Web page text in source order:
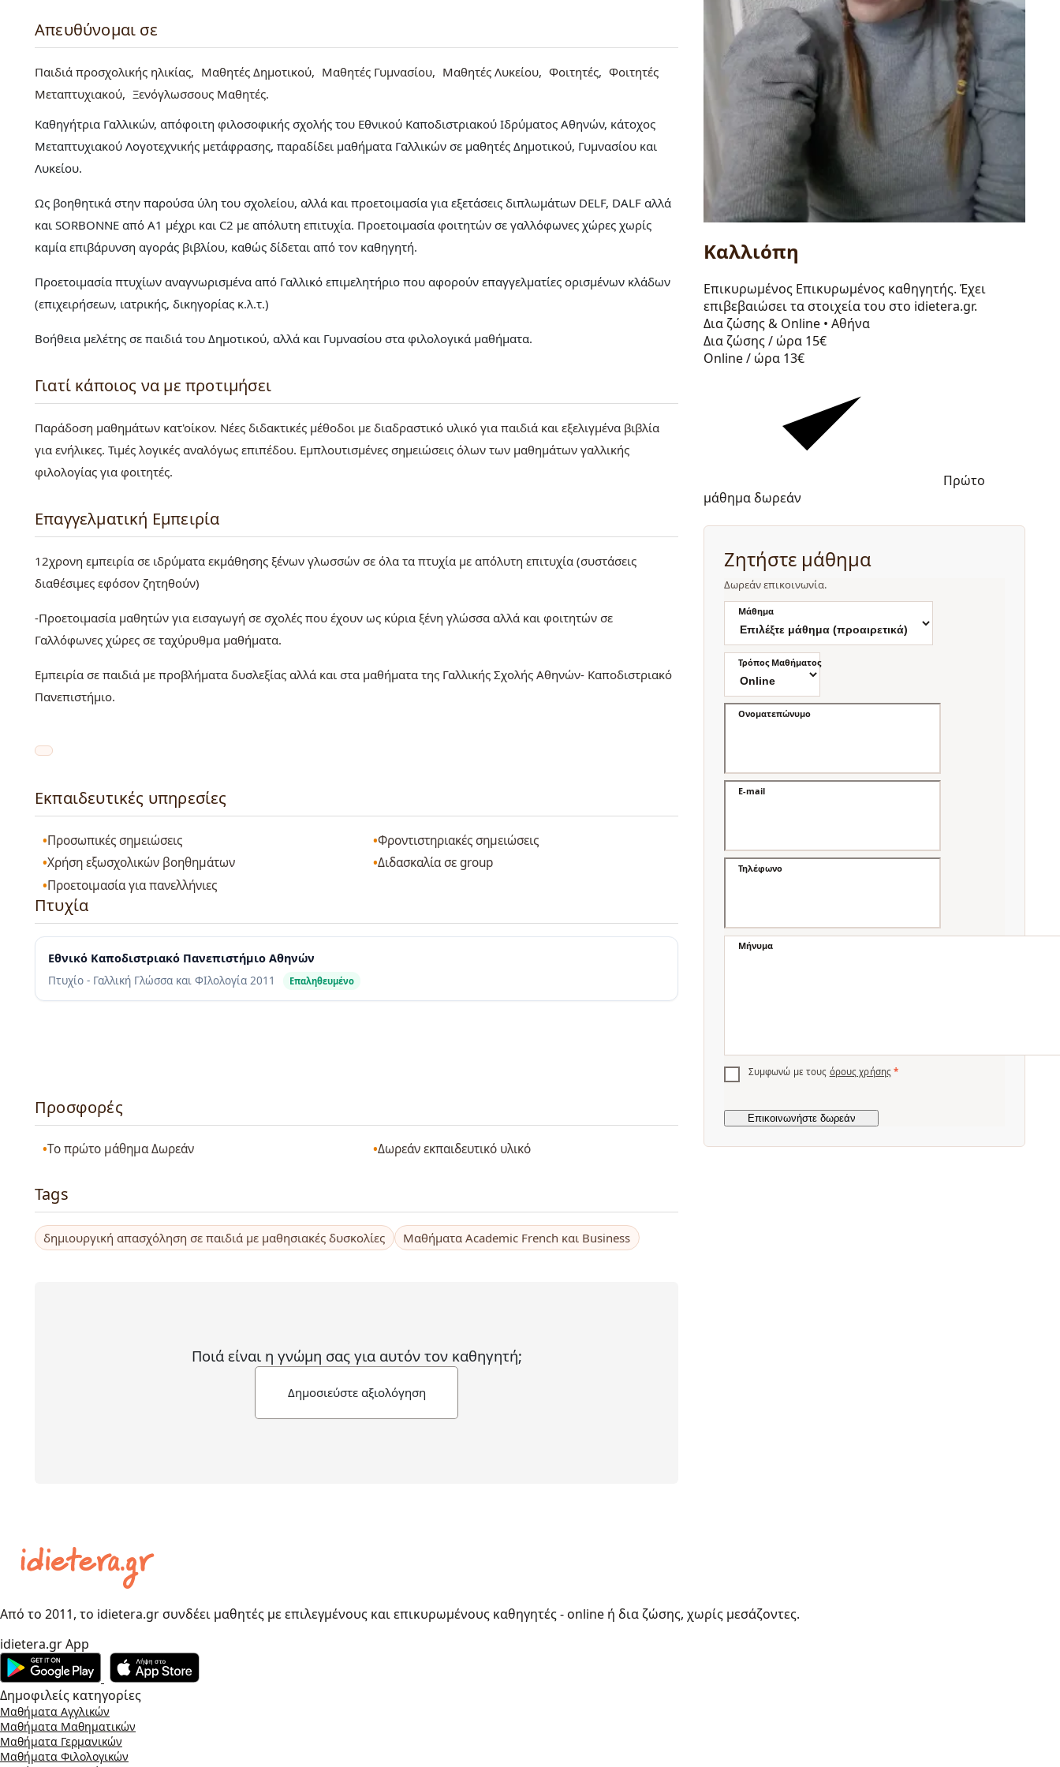
Απευθύνομαι σε
Παιδιά προσχολικής ηλικίας Μαθητές Δημοτικού Μαθητές Γυμνασίου Μαθητές Λυκείου Φοιτητές
Φοιτητές
Μεταπτυχιακού
Ξενόγλωσσους Μαθητές
Καθηγήτρια Γαλλικών, απόφοιτη φιλοσοφικής σχολής του Εθνικού Καποδιστριακού Ιδρύματος Αθηνών, κάτοχος
Μεταπτυχιακού Λογοτεχνικής μετάφρασης, παραδίδει μαθήματα Γαλλικών σε μαθητές Δημοτικού, Γυμνασίου και
Λυκείου.
Ως βοηθητικά στην παρούσα ύλη του σχολείου, αλλά και προετοιμασία για εξετάσεις διπλωμάτων DELF, DALF αλλά
και SORBONNE από Α1 μέχρι και C2 με απόλυτη επιτυχία. Προετοιμασία φοιτητών σε γαλλόφωνες χώρες χωρίς
καμία επιβάρυνση αγοράς βιβλίου, καθώς δίδεται από τον καθηγητή.
Προετοιμασία πτυχίων αναγνωρισμένα από Γαλλικό επιμελητήριο που αφορούν επαγγελματίες ορισμένων κλάδων
(επιχειρήσεων, ιατρικής, δικηγορίας κ.λ.τ.)
Βοήθεια μελέτης σε παιδιά του Δημοτικού, αλλά και Γυμνασίου στα φιλολογικά μαθήματα.
Γιατί κάποιος να με προτιμήσει
Παράδοση μαθημάτων κατ'οίκον. Νέες διδακτικές μέθοδοι με διαδραστικό υλικό για παιδιά και εξελιγμένα βιβλία
για ενήλικες. Τιμές λογικές αναλόγως επιπέδου. Εμπλουτισμένες σημειώσεις όλων των μαθημάτων γαλλικής
φιλολογίας για φοιτητές.
Επαγγελματική Εμπειρία
12χρονη εμπειρία σε ιδρύματα εκμάθησης ξένων γλωσσών σε όλα τα πτυχία με απόλυτη επιτυχία (συστάσεις
διαθέσιμες εφόσον ζητηθούν)
-Προετοιμασία μαθητών για εισαγωγή σε σχολές που έχουν ως κύρια ξένη γλώσσα αλλά και φοιτητών σε
Γαλλόφωνες χώρες σε ταχύρυθμα μαθήματα.
Εμπειρία σε παιδιά με προβλήματα δυσλεξίας αλλά και στα μαθήματα της Γαλλικής Σχολής Αθηνών- Καποδιστριακό
Πανεπιστήμιο.
Εκπαιδευτικές υπηρεσίες
Προσωπικές σημειώσεις
Φροντιστηριακές σημειώσεις
Χρήση εξωσχολικών βοηθημάτων
Διδασκαλία σε group
Προετοιμασία για πανελλήνιες
Πτυχία
Εθνικό Καποδιστριακό Πανεπιστήμιο Αθηνών
Πτυχίο - Γαλλική Γλώσσα και ΦΙλολογία 2011 Επαληθευμένο
Προσφορές
Το πρώτο μάθημα Δωρεάν Δωρεάν εκπαιδευτικό υλικό
Tags
δημιουργική απασχόληση σε παιδιά με μαθησιακές δυσκολίες Μαθήματα Academic French και Business
Ποιά είναι η γνώμη σας για αυτόν τον καθηγητή;
Δημοσιεύστε αξιολόγηση
Καλλιόπη
Επικυρωμένος Επικυρωμένος καθηγητής. Έχει
επιβεβαιώσει τα στοιχεία του στο idietera.gr.
Δια ζώσης & Online • Αθήνα
Δια ζώσης / ώρα 15€
Online / ώρα 13€
Πρώτο
μάθημα δωρεάν
Ζητήστε μάθημα
Δωρεάν επικοινωνία.
Μάθημα
Τρόπος Μαθήματος
Ονοματεπώνυμο
E-mail
Τηλέφωνο
Μήνυμα
Συμφωνώ με τους όρους χρήσης *
Από το 2011, το idietera.gr συνδέει μαθητές με επιλεγμένους και επικυρωμένους καθηγητές - online ή δια ζώσης, χωρίς μεσάζοντες.
idietera.gr App
Δημοφιλείς κατηγορίες
Μαθήματα Αγγλικών
Μαθήματα Μαθηματικών
Μαθήματα Γερμανικών
Μαθήματα Φιλολογικών